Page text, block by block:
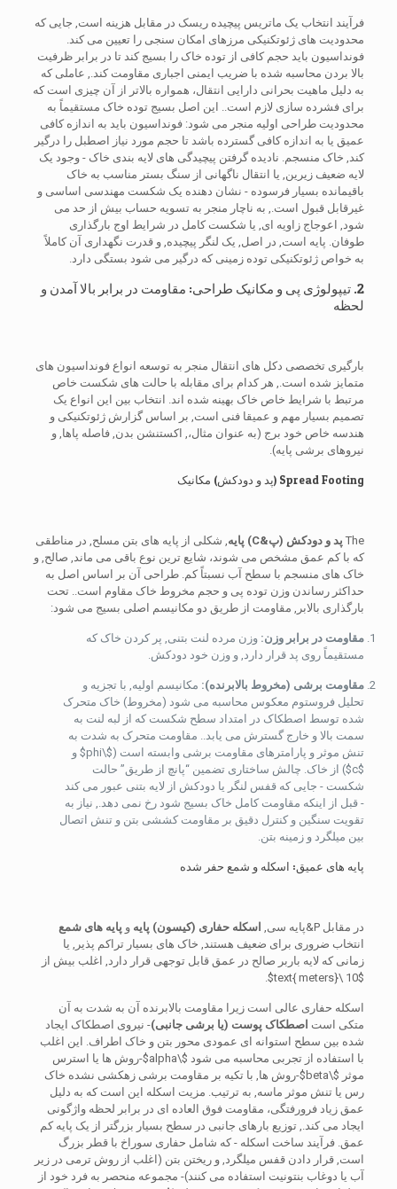
فرآیند انتخاب یک ماتریس پیچیده ریسک در مقابل هزینه است, جایی که
محدودیت های ژئوتکنیکی مرزهای امکان سنجی را تعیین می کند.
فونداسیون باید حجم کافی از توده خاک را بسیج کند تا در برابر ظرفیت
بالا بردن محاسبه شده با ضریب ایمنی اجباری مقاومت کند., عاملی که
به دلیل ماهیت بحرانی دارایی انتقال، همواره بالاتر از آن چیزی است که
برای فشرده سازی لازم است.. این اصل بسیج توده خاک مستقیماً به
محدودیت طراحی اولیه منجر می شود: فونداسیون باید به اندازه کافی
عمیق یا به اندازه کافی گسترده باشد تا حجم مورد نیاز اصطبل را درگیر
کند, خاک منسجم. نادیده گرفتن پیچیدگی های لایه بندی خاک - وجود یک
لایه ضعیف زیرین, یا انتقال ناگهانی از سنگ بستر مناسب به خاک
باقیمانده بسیار فرسوده - نشان دهنده یک شکست مهندسی اساسی و
غیرقابل قبول است., به ناچار منجر به تسویه حساب بیش از حد می
شود, اعوجاج زاویه ای, یا شکست کامل در شرایط اوج بارگذاری
طوفان. پایه است, در اصل, یک لنگر پیچیده, و قدرت نگهداری آن کاملاً
به خواص ژئوتکنیکی توده زمینی که درگیر می شود بستگی دارد.
2. تیپولوژی پی و مکانیک طراحی: مقاومت در برابر بالا آمدن و
لحظه
بارگیری تخصصی دکل های انتقال منجر به توسعه انواع فونداسیون های
متمایز شده است., هر کدام برای مقابله با حالت های شکست خاص
مرتبط با شرایط خاص خاک بهینه شده اند. انتخاب بین این انواع یک
تصمیم بسیار مهم و عمیقا فنی است, بر اساس گزارش ژئوتکنیکی و
هندسه خاص خود برج (به عنوان مثال،, اکستنشن بدن, فاصله پاها, و
نیروهای برشی پایه).
Spread Footing (پد و دودکش) مکانیک
The پد و دودکش (پ&C) پایه
, شکلی از پایه های بتن مسلح, در مناطقی
که با کم عمق مشخص می شوند، شایع ترین نوع باقی می ماند, صالح, و
خاک های منسجم با سطح آب نسبتاً کم. طراحی آن بر اساس اصل به
حداکثر رساندن وزن توده پی و حجم مخروط خاک مقاوم است.. تحت
بارگذاری بالابر, مقاومت از طریق دو مکانیسم اصلی بسیج می شود:
مقاومت در برابر وزن: وزن مرده لنت بتنی, پر کردن خاک که
مستقیماً روی پد قرار دارد, و وزن خود دودکش.
مقاومت برشی (مخروط بالابرنده): مکانیسم اولیه, با تجزیه و
تحلیل فروستوم معکوس محاسبه می شود (مخروط) خاک متحرک
شده توسط اصطکاک در امتداد سطح شکست که از لبه لنت به
سمت بالا و خارج گسترش می یابد.. مقاومت متحرک به شدت به
تنش موثر و پارامترهای مقاومت برشی وابسته است ($\phi$
و
$c$
) از خاک. چالش ساختاری تضمین “پانچ از طریق” حالت
شکست - جایی که قفس لنگر یا دودکش از لایه بتنی عبور می کند
- قبل از اینکه مقاومت کامل خاک بسیج شود رخ نمی دهد., نیاز به
تقویت سنگین و کنترل دقیق بر مقاومت کششی بتن و تنش اتصال
بین میلگرد و زمینه بتن.
پایه های عمیق: اسکله و شمع حفر شده
در مقابل P&پایه سی, اسکله حفاری (کیسون) پایه و پایه های شمع
انتخاب ضروری برای ضعیف هستند, خاک های بسیار تراکم پذیر, یا
زمانی که لایه باربر صالح در عمق قابل توجهی قرار دارد, اغلب بیش از
$10 \text{ meters}$
.
اسکله حفاری عالی است زیرا مقاومت بالابرنده آن به شدت به آن
متکی است اصطکاک پوست (یا برشی جانبی)- نیروی اصطکاک ایجاد
شده بین سطح استوانه ای عمودی محور بتن و خاک اطراف. این اغلب
با استفاده از تجربی محاسبه می شود $\alpha$
-روش ها یا استرس
موثر $\beta$
-روش ها, با تکیه بر مقاومت برشی زهکشی نشده خاک
رس یا تنش موثر ماسه, به ترتیب. مزیت اسکله این است که به دلیل
عمق زیاد فرورفتگی، مقاومت فوق العاده ای در برابر لحظه واژگونی
ایجاد می کند., توزیع بارهای جانبی در سطح بسیار بزرگتر از یک پایه کم
عمق. فرآیند ساخت اسکله - که شامل حفاری سوراخ با قطر بزرگ
است, قرار دادن قفس میلگرد, و ریختن بتن (اغلب از روش ترمی در زیر
آب یا دوغاب بنتونیت استفاده می کنند)- مجموعه منحصر به فرد خود از